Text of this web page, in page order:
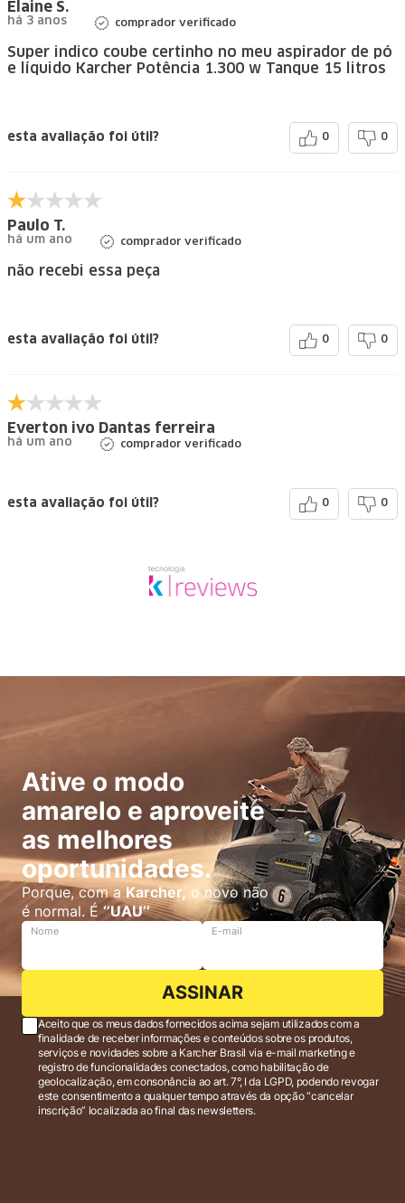
Elaine S.
há 3 anos comprador verificado
Super indico coube certinho no meu aspirador de pó
e líquido Karcher Potência 1.300 w Tanque 15 litros
esta avaliação foi útil? 0 0
Paulo T.
há um ano comprador verificado
não recebi essa peça
esta avaliação foi útil? 0 0
Everton ivo Dantas ferreira
há um ano comprador verificado
esta avaliação foi útil? 0 0
Ative o modo
amarelo e aproveite
as melhores
oportunidades.
Porque, com aKarcher, o novo não
é normal. É‘’UAU’’
Nome E-mail
ASSINAR
Aceito que os meus dados fornecidos acima sejam utilizados com a
finalidade de receber informações e conteúdos sobre os produtos,
serviços e novidades sobre a Karcher Brasil via e-mail marketing e
registro de funcionalidades conectados, como habilitação de
geolocalização, em consonância ao art. 7°, I da LGPD, podendo revogar
este consentimento a qualquer tempo através da opção “cancelar
inscrição” localizada ao final das newsletters.